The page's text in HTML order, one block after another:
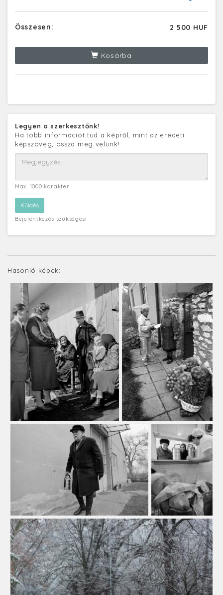
Összesen: 2 500 HUF
Kosárba
Legyen a szerkesztőnk!
Ha több információt tud a képről, mint az eredeti
képszöveg, ossza meg velünk!
Max. 1000 karakter
Bejelentkezés szükséges!
Hasonló képek: